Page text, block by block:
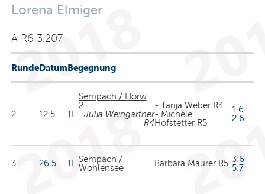
Lorena Elmiger
A R6 3.207
RundeDatumBegegnung
2 12.5 1L
Sempach / Horw
2
Julia Weingartner
R4
- Tanja Weber R4
- Michèle
Hofstetter R5
1:6
2:6
3 26.5 1LSempach /
Wohlensee
Barbara Maurer R5 3:6
5:7